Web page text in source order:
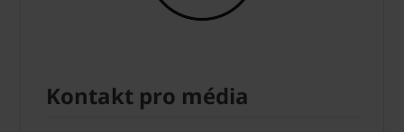
Kontakt pro média